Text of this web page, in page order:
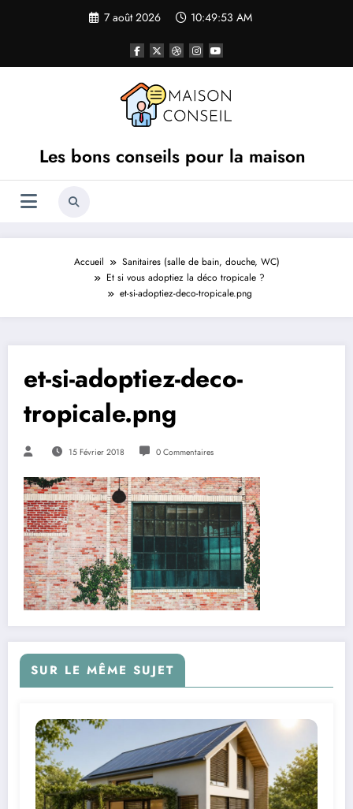
7 août 2026 10:49:53 AM
Les bons conseils pour la maison
Accueil
Sanitaires (salle de bain, douche, WC)
Et si vous adoptiez la déco tropicale ?
et-si-adoptiez-deco-tropicale.png
et-si-adoptiez-deco-
tropicale.png
15 Février 2018 0 Commentaires
SUR LE MÊME SUJET